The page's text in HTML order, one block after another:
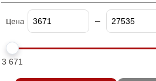
Цена
3 671